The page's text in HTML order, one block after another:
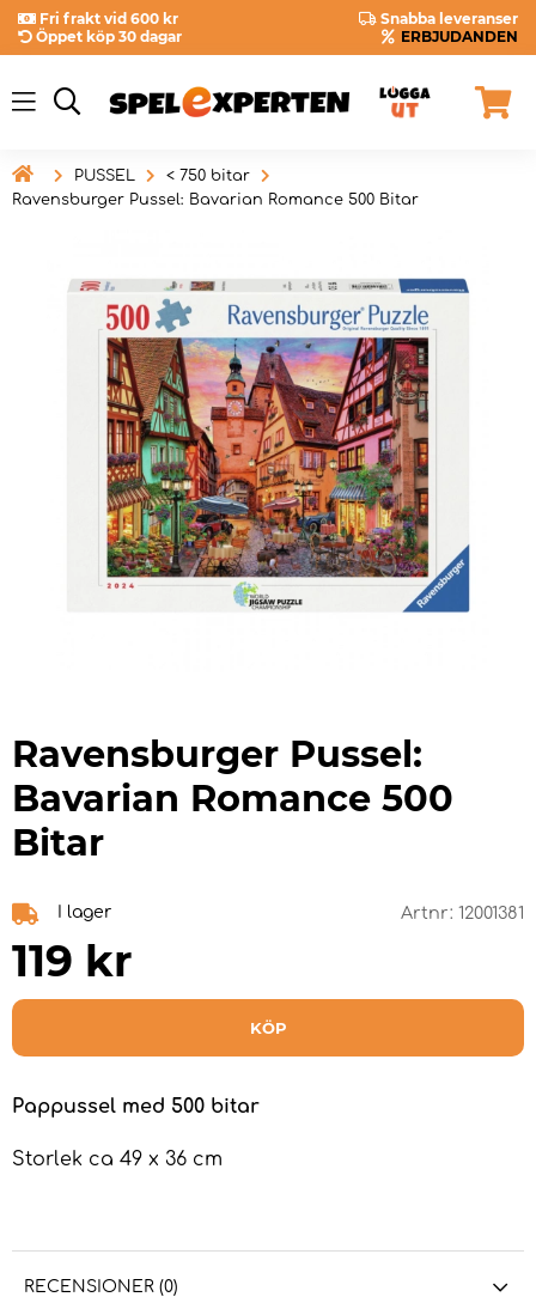
Fri frakt vid 600 kr
Snabba leveranser
Öppet köp 30 dagar
ERBJUDANDEN
 PUSSEL
< 750 bitar
Ravensburger Pussel: Bavarian Romance 500 Bitar
Ravensburger Pussel:
Bavarian Romance 500
Bitar
I lager Artnr: 12001381
119 kr
KÖP
Pappussel med 500 bitar
Storlek ca 49 x 36 cm
RECENSIONER (0)